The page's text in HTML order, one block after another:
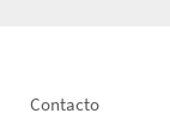
Footer
Contacto